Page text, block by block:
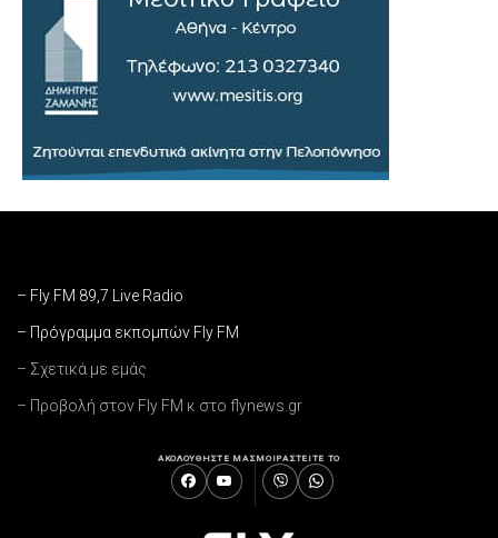
– Fly FM 89,7 Live Radio
– Πρόγραμμα εκπομπών Fly FM
– Σχετικά με εμάς
– Προβολή στον Fly FM κ στο flynews.gr
ΑΚΟΛΟΥΘΗΣΤΕ ΜΑΣΜΟΙΡΑΣΤΕΙΤΕ ΤΟ